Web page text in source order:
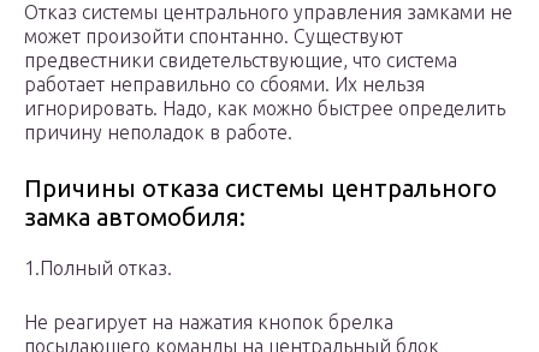
Отказ системы центрального управления замками не
может произойти спонтанно. Существуют
предвестники свидетельствующие, что система
работает неправильно со сбоями. Их нельзя
игнорировать. Надо, как можно быстрее определить
причину неполадок в работе.
Причины отказа системы центрального
замка автомобиля:
1.Полный отказ.
Не реагирует на нажатия кнопок брелка
посылающего команды на центральный блок